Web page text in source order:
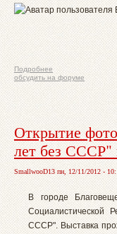
Подробнее
обсудить на форуме
Открытие
лет без СССР"
SmallwooD13 пн, 12/11/2012 -
В городе
Социалистической
СССР". Выставка